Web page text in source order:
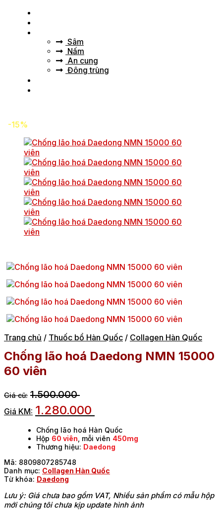
Sâm
Nấm
An cung
Đông trùng
-15%
Trang chủ / Thuốc bổ Hàn Quốc / Collagen Hàn Quốc
Chống lão hoá Daedong NMN 15000
60 viên
1.500.000
1.280.000
Chống lão hoá Hàn Quốc
Hộp 60 viên , mỗi viên 450mg
Thương hiệu: Daedong
Mã: 8809807285748
Danh mục: Collagen Hàn Quốc
Từ khóa: Daedong
Lưu ý: Giá chưa bao gồm VAT, Nhiều sản phẩm có mẫu hộp
mới chúng tôi chưa kịp update hình ảnh